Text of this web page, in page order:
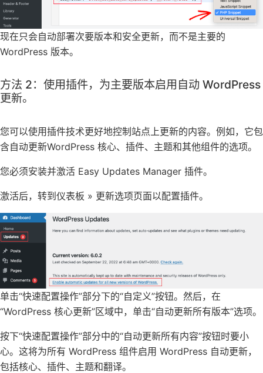
现在只会自动部署次要版本和安全更新，而不是主要的
WordPress 版本。
方法 2：使用插件，为主要版本启用自动 WordPress
更新。
您可以使用插件技术更好地控制站点上更新的内容。例如，它包
含自动更新WordPress 核心、插件、主题和其他组件的选项。
您必须安装并激活 Easy Updates Manager 插件。
激活后，转到仪表板 » 更新选项页面以配置插件。
单击“快速配置操作”部分下的“自定义”按钮。然后，在
“WordPress 核心更新”区域中，单击“自动更新所有版本”选项。
按下“快速配置操作”部分中的“自动更新所有内容”按钮时要小
心。这将为所有 WordPress 组件启用 WordPress 自动更新，
包括核心、插件、主题和翻译。